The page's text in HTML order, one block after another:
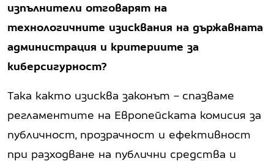
изпълнители отговарят на
технологичните изисквания на държавната
администрация и критериите за
киберсигурност?
Така както изисква законът – спазваме
регламентите на Европейската комисия за
публичност, прозрачност и ефективност
при разходване на публични средства и